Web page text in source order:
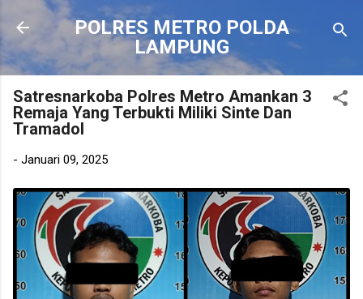
Langsung ke konten utama
POLRES METRO POLDA
LAMPUNG
Satresnarkoba Polres Metro Amankan 3
Remaja Yang Terbukti Miliki Sinte Dan
Tramadol
- Januari 09, 2025